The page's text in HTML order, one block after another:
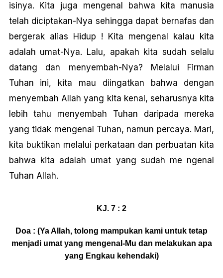
isinya. Kita juga mengenal bahwa kita manusia
telah diciptakan-Nya sehingga dapat bernafas dan
bergerak alias Hidup ! Kita mengenal kalau kita
adalah umat-Nya. Lalu, apakah kita sudah selalu
datang dan menyembah-Nya? Melalui Firman
Tuhan ini, kita mau diingatkan bahwa dengan
menyembah Allah yang kita kenal, seharusnya kita
lebih tahu menyembah Tuhan daripada mereka
yang tidak mengenal Tuhan, namun percaya. Mari,
kita buktikan melalui perkataan dan perbuatan kita
bahwa kita adalah umat yang sudah me ngenal
Tuhan Allah.
KJ. 7 : 2
Doa : (Ya Allah, tolong mampukan kami untuk tetap
menjadi umat yang mengenal-Mu dan melakukan apa
yang Engkau kehendaki)